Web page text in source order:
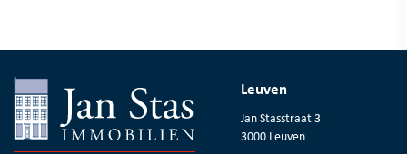
Leuven
Jan Stasstraat 3
3000 Leuven